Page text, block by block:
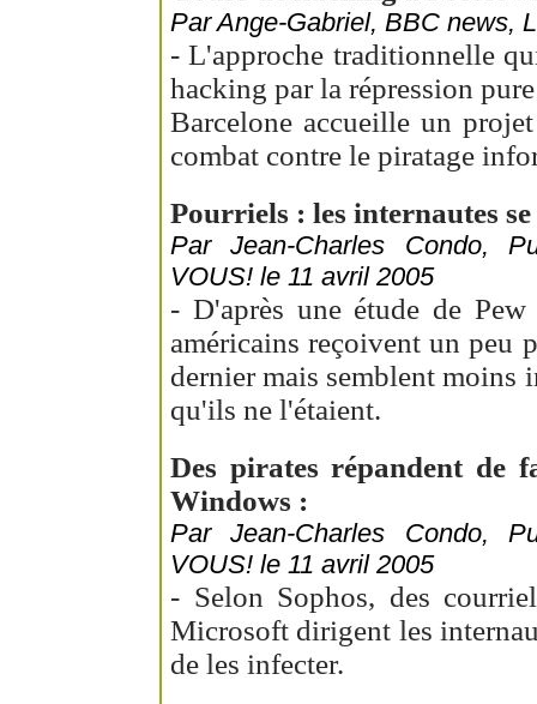
Par Ange-Gabriel, BBC news,
- L'approche traditionnelle
hacking par la répression
Barcelone accueille un
combat contre le piratage
Pourriels : les internautes
Par Jean-Charles Condo,
VOUS! le 11 avril 2005
- D'après une étude de
américains reçoivent un peu
dernier mais semblent moins
qu'ils ne l'étaient.
Des pirates répandent de
Windows :
Par Jean-Charles Condo,
VOUS! le 11 avril 2005
- Selon Sophos, des
Microsoft dirigent les
de les infecter.